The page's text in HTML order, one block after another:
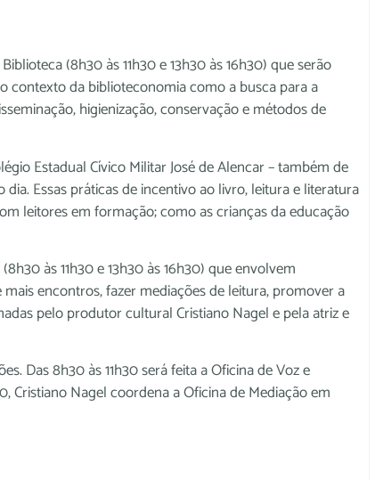
(8h30 às 11h30 e 13h30 às 16h30) que serão
contexto da biblioteconomia como a busca para a
higienização, conservação e métodos de
Estadual Cívico Militar José de Alencar – também de
Essas práticas de incentivo ao livro, leitura e literatura
leitores em formação; como as crianças da educação
às 11h30 e 13h30 às 16h30) que envolvem
encontros, fazer mediações de leitura, promover a
pelo produtor cultural Cristiano Nagel e pela atriz e
Das 8h30 às 11h30 será feita a Oficina de Voz e
Cristiano Nagel coordena a Oficina de Mediação em